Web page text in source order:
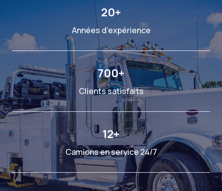
20+
Années d’expérience
700+
Clients satisfaits
12+
Camions en service 24/7